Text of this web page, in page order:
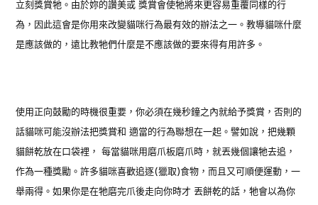
立刻獎賞牠。由於妳的讚美或 獎賞會使牠將來更容易重覆同樣的行
為，因此這會是你用來改變貓咪行為最有效的辦法之一。教導貓咪什麼
是應該做的，遠比教牠們什麼是不應該做的要來得有用許多。
使用正向鼓勵的時機很重要，你必須在幾秒鐘之內就給予獎賞，否則的
話貓咪可能沒辦法把獎賞和 適當的行為聯想在一起。譬如說，把幾顆
貓餅乾放在口袋裡， 每當貓咪用磨爪板磨爪時，就丟幾個讓牠去追，
作為一種獎勵。許多貓咪喜歡追逐(獵取)食物，而且又可順便運動，一
舉兩得。如果你是在牠磨完爪後走向你時才 丟餅乾的話，牠會以為你